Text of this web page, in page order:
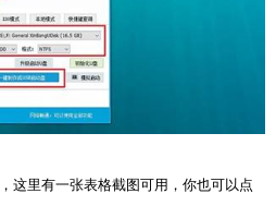
，这里有一张表格截图可用，你也可以点